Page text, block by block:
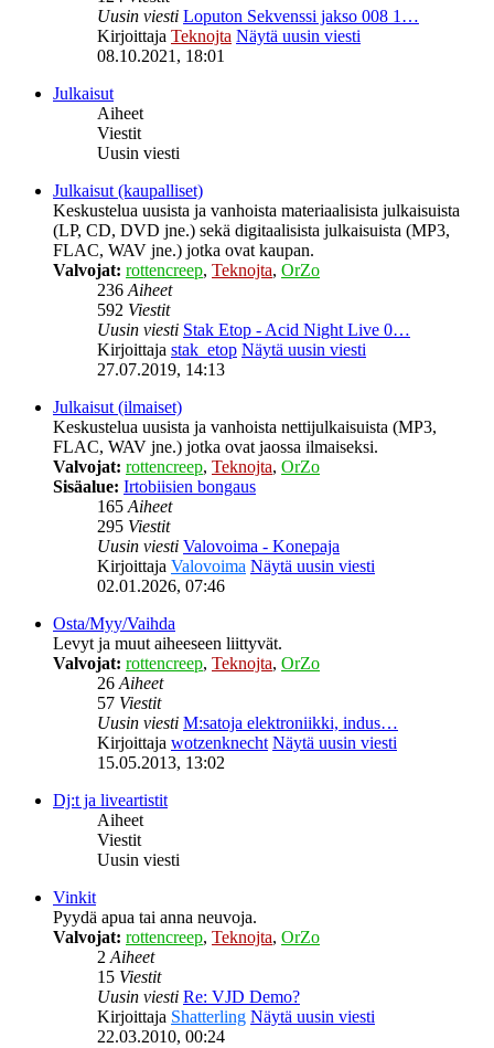
Uusin viesti Loputon Sekvenssi jakso 008 1…
Kirjoittaja Teknojta Näytä uusin viesti
08.10.2021, 18:01
Julkaisut
Aiheet
Viestit
Uusin viesti
Julkaisut (kaupalliset)
Keskustelua uusista ja vanhoista materiaalisista julkaisuista
(LP, CD, DVD jne.) sekä digitaalisista julkaisuista (MP3,
FLAC, WAV jne.) jotka ovat kaupan.
Valvojat: rottencreep, Teknojta, OrZo
236Aiheet
592 Viestit
Uusin viesti Stak Etop - Acid Night Live 0…
Kirjoittaja stak_etop Näytä uusin viesti
27.07.2019, 14:13
Julkaisut (ilmaiset)
Keskustelua uusista ja vanhoista nettijulkaisuista (MP3,
FLAC, WAV jne.) jotka ovat jaossa ilmaiseksi.
Valvojat: rottencreep, Teknojta, OrZo
Sisäalue: Irtobiisien bongaus
165Aiheet
295 Viestit
Uusin viesti Valovoima - Konepaja
Kirjoittaja Valovoima Näytä uusin viesti
02.01.2026, 07:46
Osta/Myy/Vaihda
Levyt ja muut aiheeseen liittyvät.
Valvojat: rottencreep, Teknojta, OrZo
26Aiheet
57 Viestit
Uusin viesti M:satoja elektroniikki, indus…
Kirjoittaja wotzenknecht Näytä uusin viesti
15.05.2013, 13:02
Dj:t ja liveartistit
Aiheet
Viestit
Uusin viesti
Vinkit
Pyydä apua tai anna neuvoja.
Valvojat: rottencreep, Teknojta, OrZo
2Aiheet
15 Viestit
Uusin viesti Re: VJD Demo?
Kirjoittaja Shatterling Näytä uusin viesti
22.03.2010, 00:24